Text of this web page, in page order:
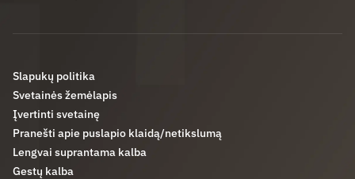
Slapukų politika
Svetainės žemėlapis
Įvertinti svetainę
Pranešti apie puslapio klaidą/netikslumą
Lengvai suprantama kalba
Gestų kalba